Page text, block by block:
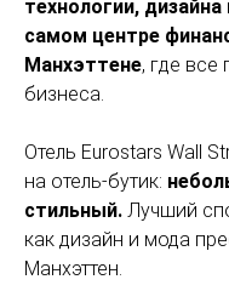
технологии,
самом центре
Манхэттене, где все
бизнеса.
Отель Eurostars Wall
на отель-бутик:
стильный. Лучший
как дизайн и мода
Манхэттен.